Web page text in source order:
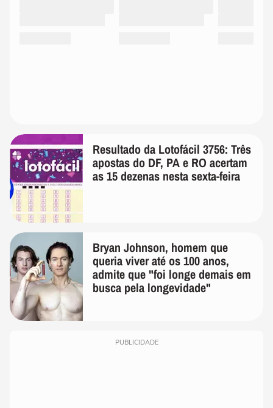
Resultado da Lotofácil 3756: Três
apostas do DF, PA e RO acertam
as 15 dezenas nesta sexta-feira
Bryan Johnson, homem que
queria viver até os 100 anos,
admite que "foi longe demais em
busca pela longevidade"
PUBLICIDADE